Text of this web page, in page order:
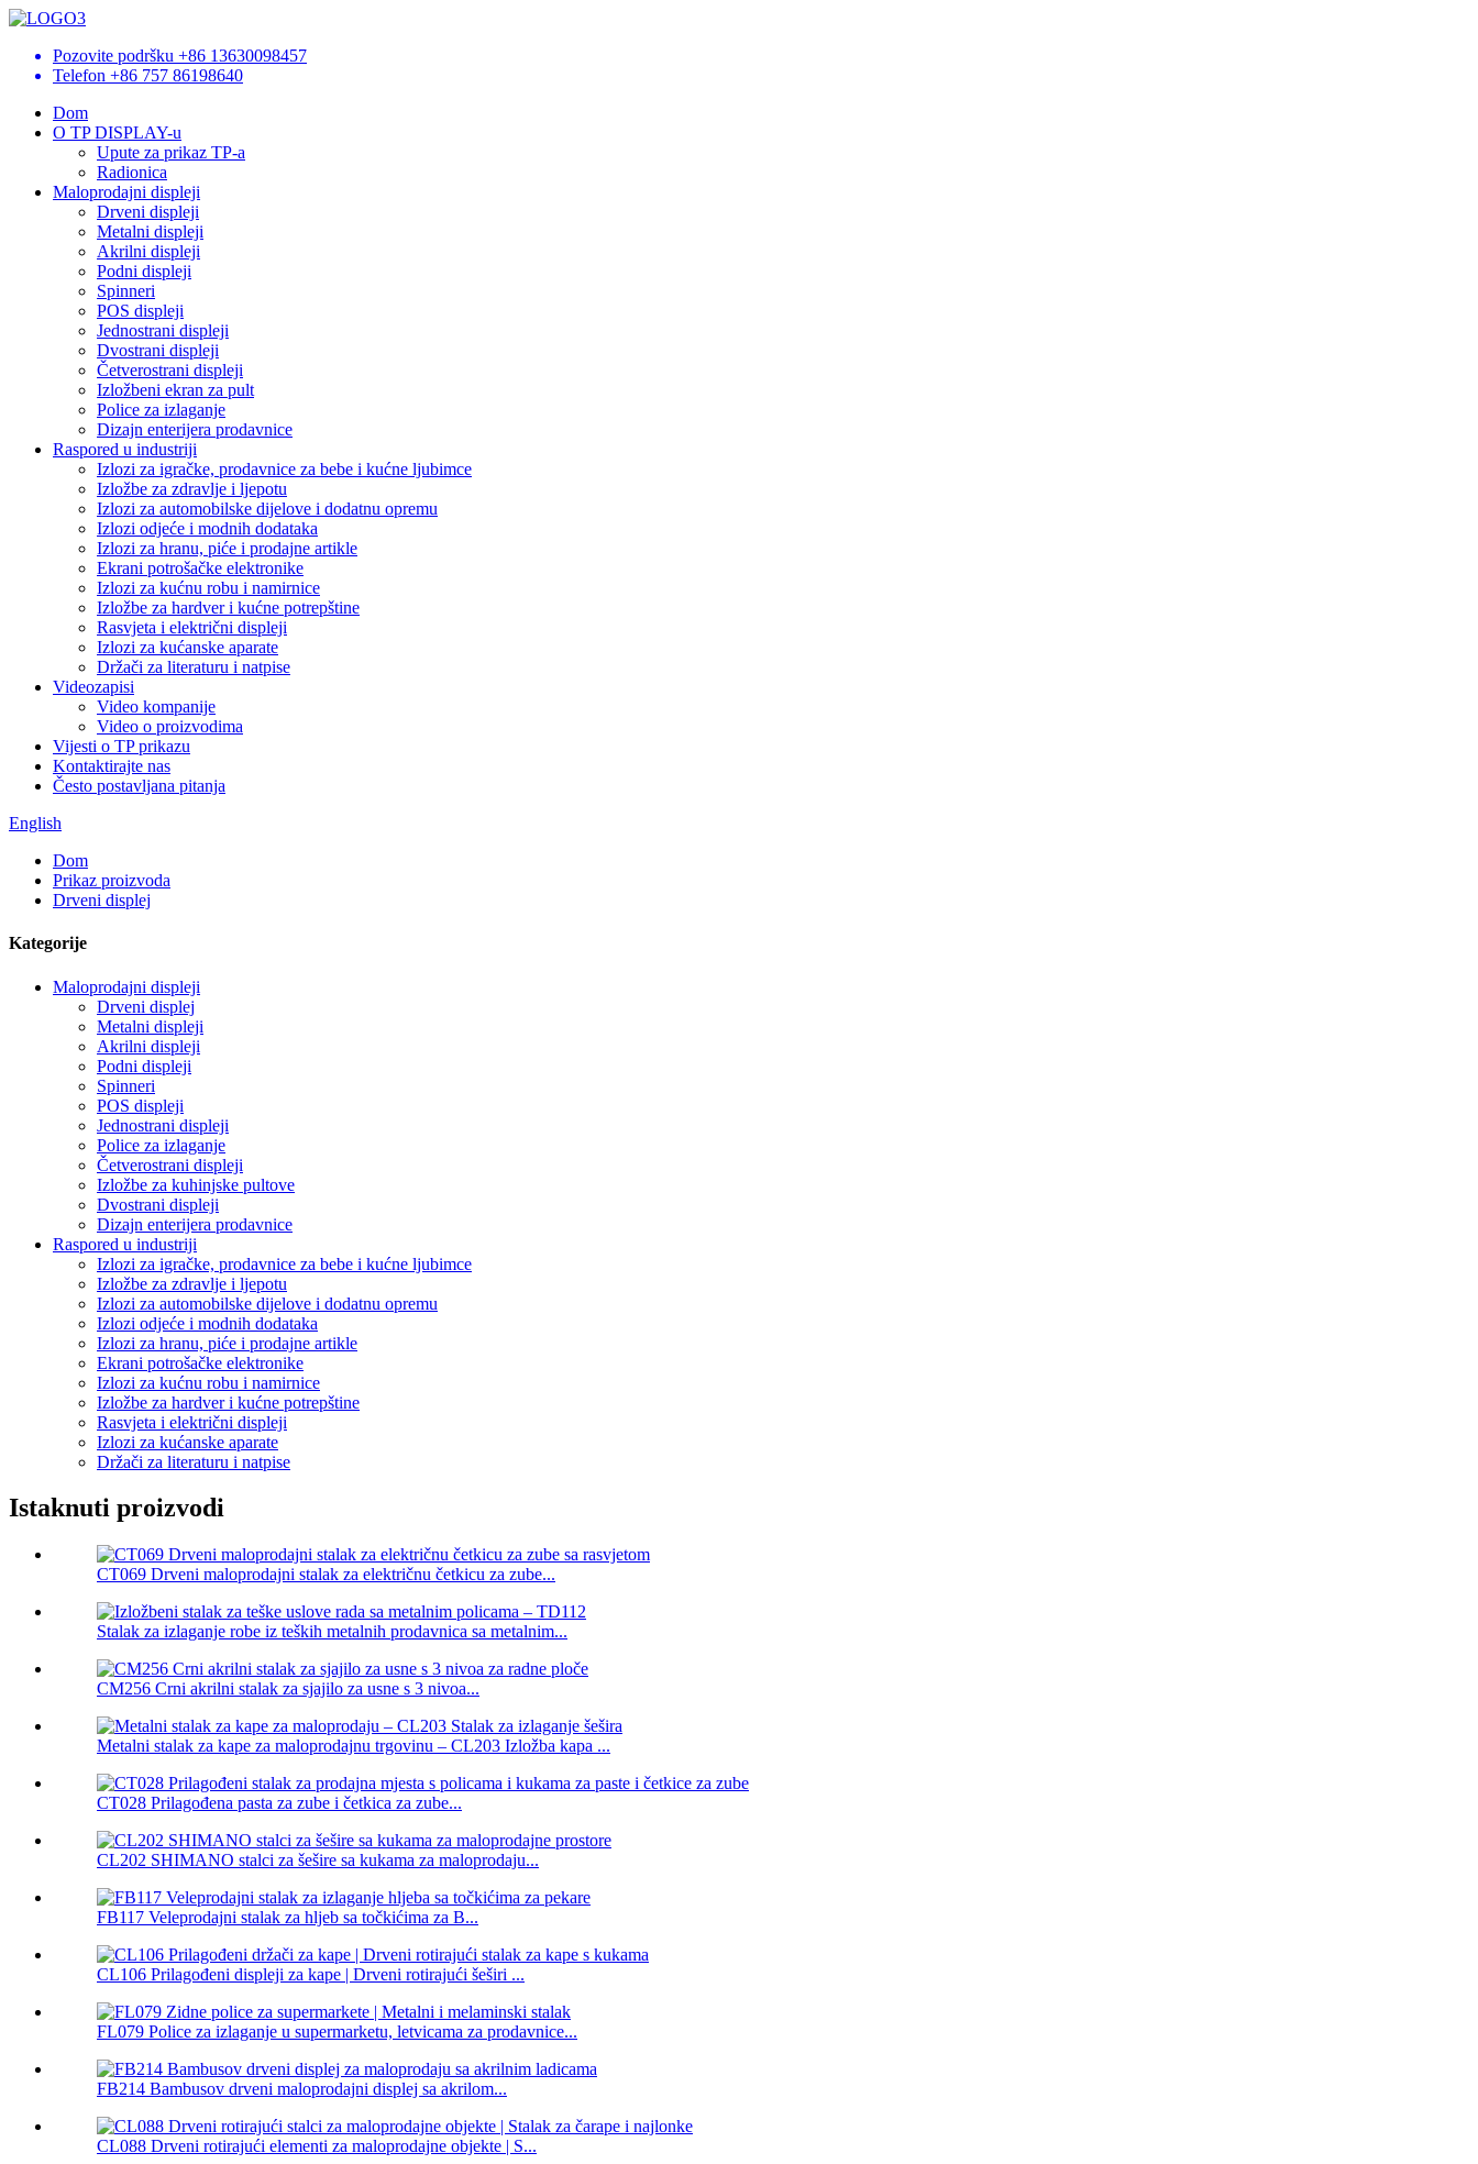
Pozovite podršku +86 13630098457
Telefon +86 757 86198640
Dom
O TP DISPLAY-u
Upute za prikaz TP-a
Radionica
Maloprodajni displeji
Drveni displeji
Metalni displeji
Akrilni displeji
Podni displeji
Spinneri
POS displeji
Jednostrani displeji
Dvostrani displeji
Četverostrani displeji
Izložbeni ekran za pult
Police za izlaganje
Dizajn enterijera prodavnice
Raspored u industriji
Izlozi za igračke, prodavnice za bebe i kućne ljubimce
Izložbe za zdravlje i ljepotu
Izlozi za automobilske dijelove i dodatnu opremu
Izlozi odjeće i modnih dodataka
Izlozi za hranu, piće i prodajne artikle
Ekrani potrošačke elektronike
Izlozi za kućnu robu i namirnice
Izložbe za hardver i kućne potrepštine
Rasvjeta i električni displeji
Izlozi za kućanske aparate
Držači za literaturu i natpise
Videozapisi
Video kompanije
Video o proizvodima
Vijesti o TP prikazu
Kontaktirajte nas
Često postavljana pitanja
English
Dom
Prikaz proizvoda
Drveni displej
Kategorije
Maloprodajni displeji
Drveni displej
Metalni displeji
Akrilni displeji
Podni displeji
Spinneri
POS displeji
Jednostrani displeji
Police za izlaganje
Četverostrani displeji
Izložbe za kuhinjske pultove
Dvostrani displeji
Dizajn enterijera prodavnice
Raspored u industriji
Izlozi za igračke, prodavnice za bebe i kućne ljubimce
Izložbe za zdravlje i ljepotu
Izlozi za automobilske dijelove i dodatnu opremu
Izlozi odjeće i modnih dodataka
Izlozi za hranu, piće i prodajne artikle
Ekrani potrošačke elektronike
Izlozi za kućnu robu i namirnice
Izložbe za hardver i kućne potrepštine
Rasvjeta i električni displeji
Izlozi za kućanske aparate
Držači za literaturu i natpise
Istaknuti proizvodi
CT069 Drveni maloprodajni stalak za električnu četkicu za zube...
Stalak za izlaganje robe iz teških metalnih prodavnica sa metalnim...
CM256 Crni akrilni stalak za sjajilo za usne s 3 nivoa...
Metalni stalak za kape za maloprodajnu trgovinu – CL203 Izložba kapa ...
CT028 Prilagođena pasta za zube i četkica za zube...
CL202 SHIMANO stalci za šešire sa kukama za maloprodaju...
FB117 Veleprodajni stalak za hljeb sa točkićima za B...
CL106 Prilagođeni displeji za kape | Drveni rotirajući šeširi ...
FL079 Police za izlaganje u supermarketu, letvicama za prodavnice...
FB214 Bambusov drveni maloprodajni displej sa akrilom...
CL088 Drveni rotirajući elementi za maloprodajne objekte | S...